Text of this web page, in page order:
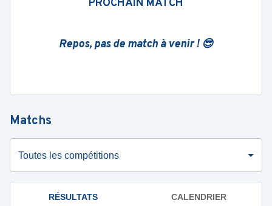
PROCHAIN MATCH
Repos, pas de match à venir ! 😎
Matchs
Toutes les compétitions
RÉSULTATS CALENDRIER